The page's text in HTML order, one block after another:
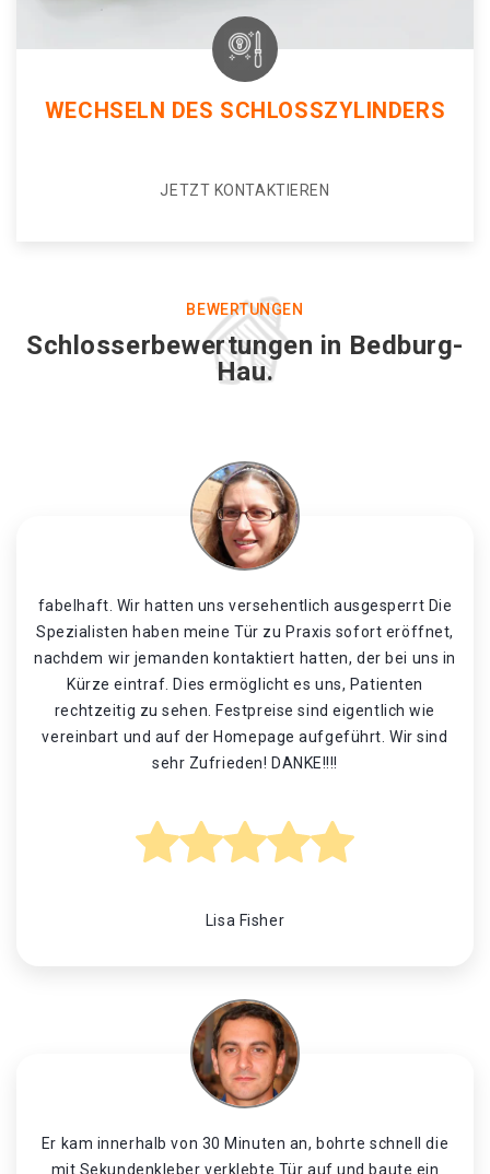
WECHSELN DES SCHLOSSZYLINDERS
JETZT KONTAKTIEREN
BEWERTUNGEN
Schlosserbewertungen in Bedburg-
Hau.
fabelhaft. Wir hatten uns versehentlich ausgesperrt Die
Spezialisten haben meine Tür zu Praxis sofort eröffnet,
nachdem wir jemanden kontaktiert hatten, der bei uns in
Kürze eintraf. Dies ermöglicht es uns, Patienten
rechtzeitig zu sehen. Festpreise sind eigentlich wie
vereinbart und auf der Homepage aufgeführt. Wir sind
sehr Zufrieden! DANKE!!!!
Lisa Fisher
Er kam innerhalb von 30 Minuten an, bohrte schnell die
mit Sekundenkleber verklebte Tür auf und baute ein